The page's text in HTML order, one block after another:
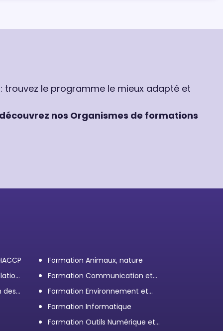
le programme le mieux adapté et
découvrez nos Organismes de formations
Formation Animaux, nature
Formation Communication et
efficacité personnelle et
professionnelle
des
Formation Environnement et
démarche RSE
Formation Informatique
Formation Outils Numérique et